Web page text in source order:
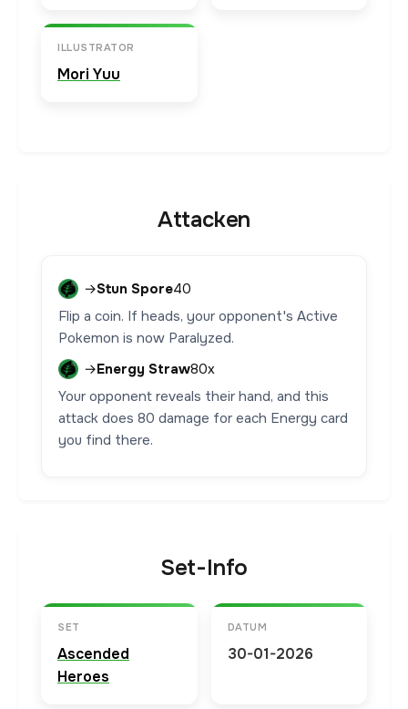
ILLUSTRATOR
Mori Yuu
Attacken
→Stun Spore40
Flip a coin. If heads, your opponent's Active
Pokemon is now Paralyzed.
→Energy Straw80x
Your opponent reveals their hand, and this
attack does 80 damage for each Energy card
you find there.
Set-Info
SET
Ascended
Heroes
DATUM
30-01-2026